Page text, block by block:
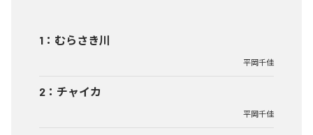
1 ： むらさき川
平岡千佳
2 ： チャイカ
平岡千佳